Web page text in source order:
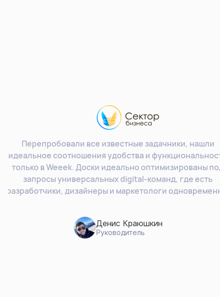
Перепробовали все известные задачники, нашли
идеальное соотношения удобства и
только в Weeek. Доски идеально оптимизированы
запросы универсальных digital-команд, где есть
разработчики, дизайнеры и маркетологи
Денис Краюшкин
Руководитель